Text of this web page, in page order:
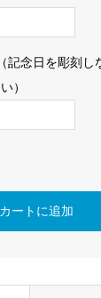
記念日を彫刻し
）